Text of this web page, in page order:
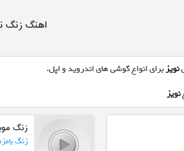
اهنگ زنگ
نویزبرای انواع گوشی های اندروید و اپل.
نویز
زنگ
زنگ